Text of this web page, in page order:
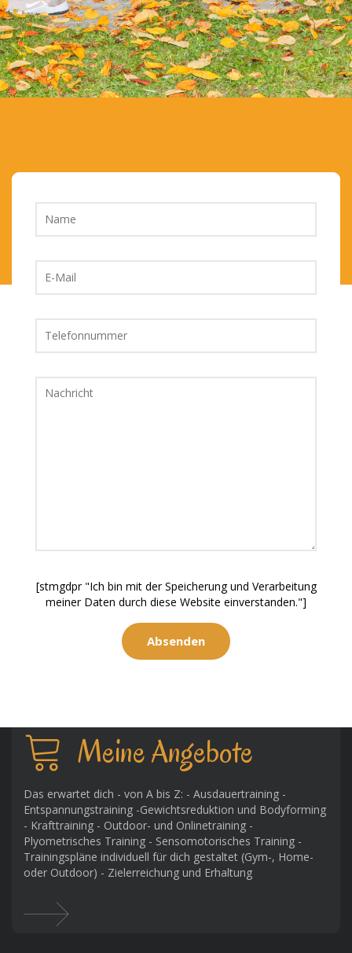
[stmgdpr "Ich bin mit der Speicherung und Verarbeitung
meiner Daten durch diese Website einverstanden."]
Meine Angebote
Das erwartet dich - von A bis Z: - Ausdauertraining -
Entspannungstraining -Gewichtsreduktion und Bodyforming
- Krafttraining - Outdoor- und Onlinetraining -
Plyometrisches Training - Sensomotorisches Training -
Trainingspläne individuell für dich gestaltet (Gym-, Home-
oder Outdoor) - Zielerreichung und Erhaltung